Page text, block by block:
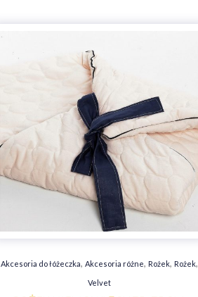
Akcesoria do łóżeczka,Akcesoria różne, Rożek, Rożek,
Velvet